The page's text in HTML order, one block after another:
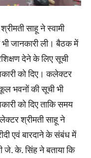
साहू ने स्वामी
जानकारी ली। बैठक में
देने के लिए सूची
को दिए। कलेक्टर
भवनों की सूची भी
को दिए ताकि समय
श्रीमती साहू ने
एवं बारदाने के संबंध में
जे. के. सिंह ने बताया कि